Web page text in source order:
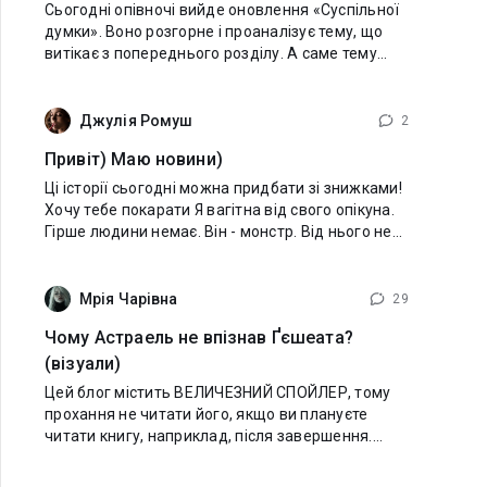
Сьогодні опівночі вийде оновлення «Суспільної
думки». Воно розгорне і проаналізує тему, що
витікає з попереднього розділу. А саме тему
Джулія Ромуш
2
Привіт) Маю новини)
Ці історії сьогодні можна придбати зі знижками!
Хочу тебе покарати Я вагітна від свого опікуна.
Гірше людини немає. Він - монстр. Від нього не
Мрія Чарівна
29
Чому Астраель не впізнав Ґєшеата?
(візуали)
Цей блог містить ВЕЛИЧЕЗНИЙ СПОЙЛЕР, тому
прохання не читати його, якщо ви плануєте
читати книгу, наприклад, після завершення.